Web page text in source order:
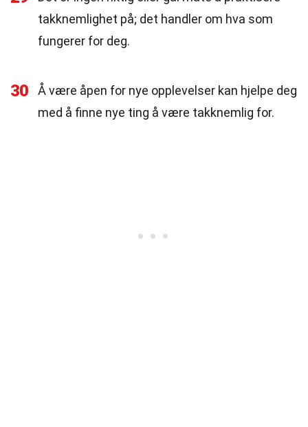
takknemlighet på; det handler om hva som
fungerer for deg.
30
Å være åpen for nye opplevelser kan hjelpe deg
med å finne nye ting å være takknemlig for.